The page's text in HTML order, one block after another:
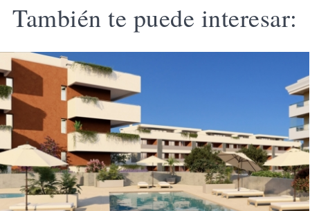
También te puede interesar: